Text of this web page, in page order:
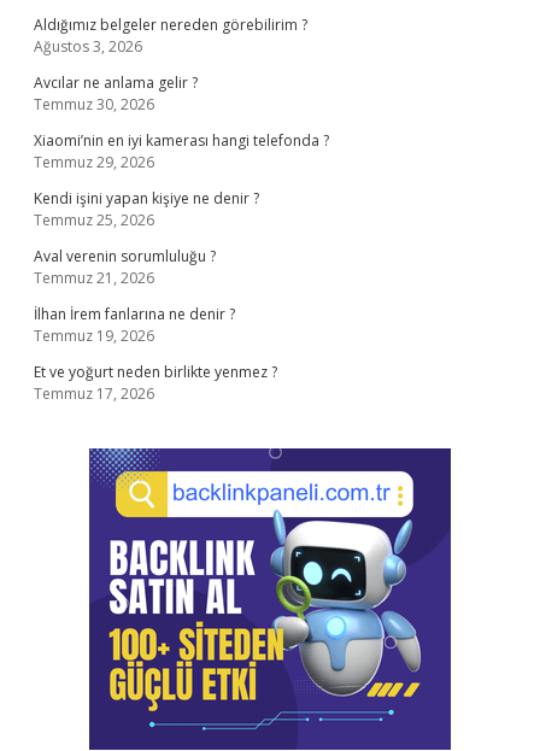
Aldığımız belgeler nereden görebilirim ?
Ağustos 3, 2026
Avcılar ne anlama gelir ?
Temmuz 30, 2026
Xiaomi’nin en iyi kamerası hangi telefonda ?
Temmuz 29, 2026
Kendi işini yapan kişiye ne denir ?
Temmuz 25, 2026
Aval verenin sorumluluğu ?
Temmuz 21, 2026
İlhan İrem fanlarına ne denir ?
Temmuz 19, 2026
Et ve yoğurt neden birlikte yenmez ?
Temmuz 17, 2026